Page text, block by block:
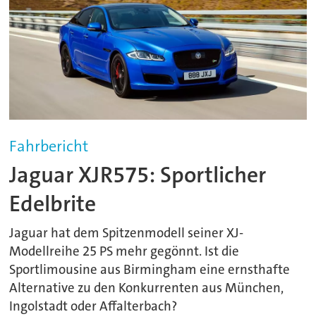
Fahrbericht
Jaguar XJR575: Sportlicher
Edelbrite
Jaguar hat dem Spitzenmodell seiner XJ-
Modellreihe 25 PS mehr gegönnt. Ist die
Sportlimousine aus Birmingham eine ernsthafte
Alternative zu den Konkurrenten aus München,
Ingolstadt oder Affalterbach?